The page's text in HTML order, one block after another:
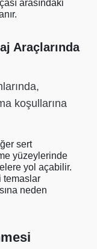
arasındaki
Araçlarında
koşullarına
sert
yüzeylerinde
yol açabilir.
temaslar
neden